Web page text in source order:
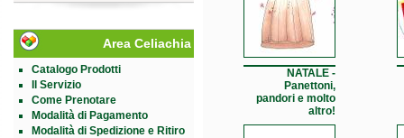
Area Celiachia
Catalogo Prodotti
Il Servizio
Come Prenotare
Modalità di Pagamento
Modalità di Spedizione e Ritiro
NATALE -
Panettoni,
pandori e molto
altro!